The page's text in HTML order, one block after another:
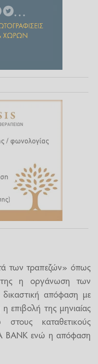
των τραπεζών» όπως
της η οργάνωση των
απόφαση με
επιβολή της μηνιαίας
καταθετικούς
BANK ενώ η απόφαση